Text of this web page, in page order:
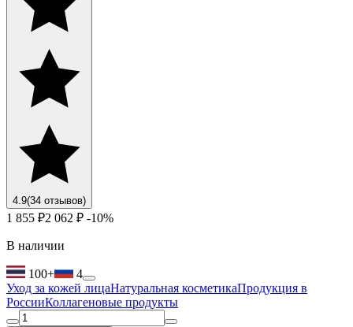
4.9(34 отзывов)
1 855 ₽2 062 ₽ -10%
В наличии
100+
4
Уход за кожей лицаНатуральная косметикаПродукция в
РоссииКоллагеновые продукты